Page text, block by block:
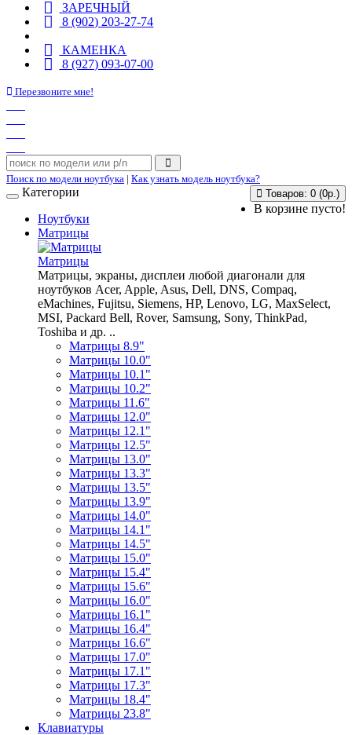
ЗАРЕЧНЫЙ
8 (902) 203-27-74
КАМЕНКА
8 (927) 093-07-00
Перезвоните мне!
Поиск по модели ноутбука | Как узнать модель ноутбука?
Товаров: 0 (0р.)
В корзине пусто!
Категории
Ноутбуки
Матрицы
Матрицы
Матрицы, экраны, дисплеи любой диагонали для
ноутбуков Acer, Apple, Asus, Dell, DNS, Compaq,
eMachines, Fujitsu, Siemens, HP, Lenovo, LG, MaxSelect,
MSI, Packard Bell, Rover, Samsung, Sony, ThinkPad,
Toshiba и др. ..
Матрицы 8.9"
Матрицы 10.0"
Матрицы 10.1"
Матрицы 10.2"
Матрицы 11.6"
Матрицы 12.0"
Матрицы 12.1"
Матрицы 12.5"
Матрицы 13.0"
Матрицы 13.3"
Матрицы 13.5"
Матрицы 13.9"
Матрицы 14.0"
Матрицы 14.1"
Матрицы 14.5"
Матрицы 15.0"
Матрицы 15.4"
Матрицы 15.6"
Матрицы 16.0"
Матрицы 16.1"
Матрицы 16.4"
Матрицы 16.6"
Матрицы 17.0"
Матрицы 17.1"
Матрицы 17.3"
Матрицы 18.4"
Матрицы 23.8"
Клавиатуры